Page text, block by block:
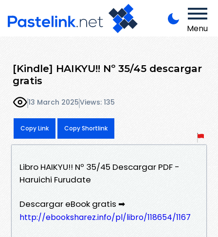
Menu
[Kindle] HAIKYU!! Nº 35/45 descargar
gratis
13 March 2025Views: 135
Copy Link Copy Shortlink
Libro HAIKYU!! Nº 35/45 Descargar PDF -
Haruichi Furudate
Descargar eBook gratis ➡
http://ebooksharez.info/pl/libro/118654/1167